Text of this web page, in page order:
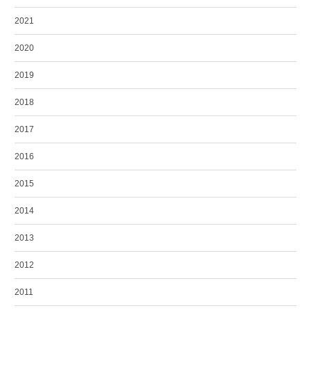
2021
2020
2019
2018
2017
2016
2015
2014
2013
2012
2011